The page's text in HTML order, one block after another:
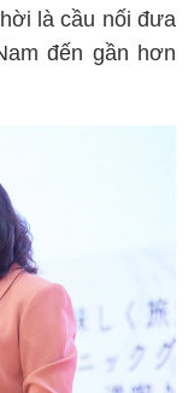
là cầu nối đưa
đến gần hơn